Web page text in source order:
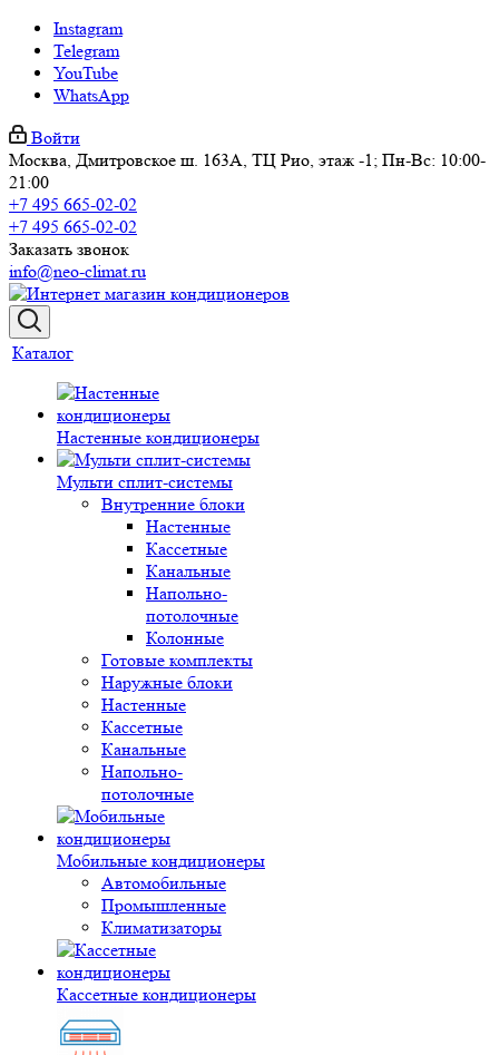
Instagram
Telegram
YouTube
WhatsApp
Войти
Москва, Дмитровское ш. 163А, ТЦ Рио, этаж -1; Пн-Вс: 10:00-
21:00
+7 495 665-02-02
+7 495 665-02-02
Заказать звонок
info@neo-climat.ru
Каталог
Настенные кондиционеры
Мульти сплит-системы
Внутренние блоки
Настенные
Кассетные
Канальные
Напольно-
потолочные
Колонные
Готовые комплекты
Наружные блоки
Настенные
Кассетные
Канальные
Напольно-
потолочные
Мобильные кондиционеры
Автомобильные
Промышленные
Климатизаторы
Кассетные кондиционеры